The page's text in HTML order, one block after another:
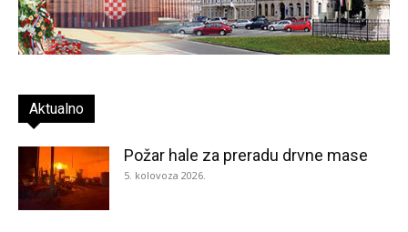
Aktualno
Požar hale za preradu drvne mase
5. kolovoza 2026.